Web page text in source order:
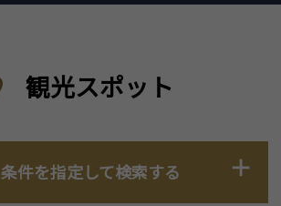
観光スポット
条件を指定して検索する